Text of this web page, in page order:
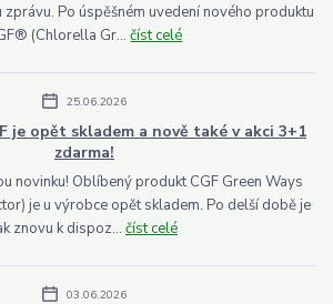
Po úspěšném uvedení nového produktu
(Chlorella Gr...číst celé
25.06.2026
je opět skladem a nově také v akci 3+1
zdarma!
novinku! Oblíbený produkt CGF Green Ways
je u výrobce opět skladem. Po delší době je
znovu k dispoz... číst celé
03.06.2026